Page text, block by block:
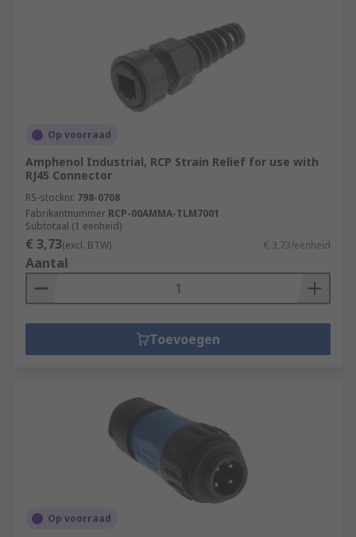
Op voorraad
Amphenol Industrial, RCP Strain Relief for use with
RJ45 Connector
RS-stocknr. 798-0708
Fabrikantnummer RCP-00AMMA-TLM7001
Subtotaal (1 eenheid)
€ 3,73(excl. BTW) € 3,73/eenheid
Aantal
Toevoegen
Op voorraad